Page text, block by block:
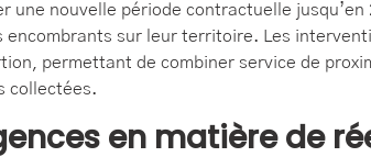
une nouvelle période contractuelle
encombrants sur leur territoire. Les
permettant de combiner service de
collectées.
en matière de